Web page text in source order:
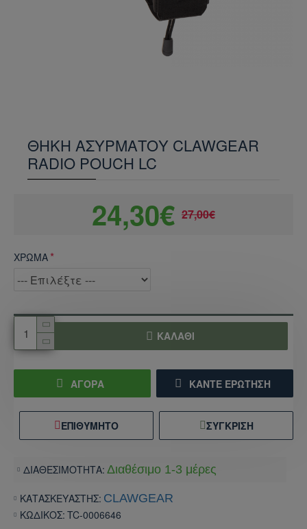
ΘΗΚΗ ΑΣΥΡΜΑΤΟΥ CLAWGEAR
RADIO POUCH LC
ΔΙΑΘΕΣΙΜΟΤΗΤΑ: Διαθέσιμο 1-3 μέρες
ΚΑΤΑΣΚΕΥΑΣΤΗΣ: CLAWGEAR
ΚΩΔΙΚΟΣ: TC-0006646
24,30€ 27,00€
ΧΡΩΜΑ
ΚΑΛΆΘΙ
ΑΓΟΡΑ ΚΆΝΤΕ ΕΡΏΤΗΣΗ
ΕΠΙΘΥΜΗΤΌ ΣΎΓΚΡΙΣΗ